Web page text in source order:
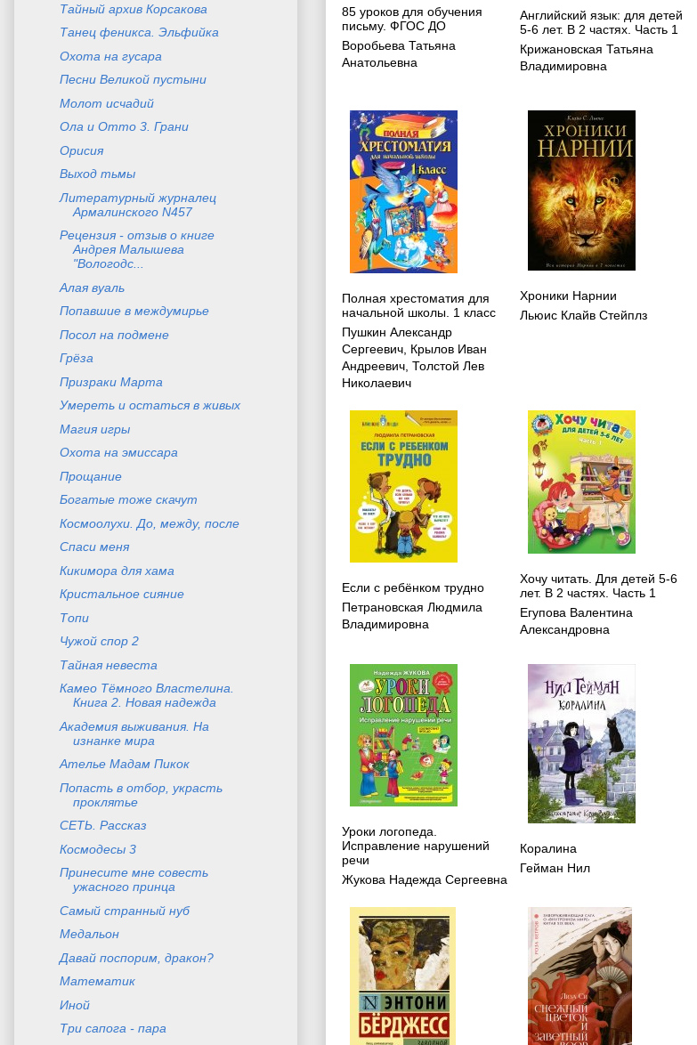
85 уроков для обучения
письму. ФГОС ДО
Воробьева Татьяна
Анатольевна
Английский язык: для детей
5-6 лет. В 2 частях. Часть 1
Крижановская Татьяна
Владимировна
Полная хрестоматия для
начальной школы. 1 класс
Пушкин Александр
Сергеевич Крылов Иван
Андреевич Толстой Лев
Николаевич
Хроники Нарнии
Льюис Клайв Стейплз
Если с ребёнком трудно
Петрановская Людмила
Владимировна
Хочу читать. Для детей 5-6
лет. В 2 частях. Часть 1
Егупова Валентина
Александровна
Уроки логопеда.
Исправление нарушений
речи
Жукова Надежда Сергеевна
Коралина
Гейман Нил
Тайный архив Корсакова
Танец феникса. Эльфийка
Охота на гусара
Песни Великой пустыни
Молот исчадий
Ола и Отто 3. Грани
Орисия
Выход тьмы
Литературный журналец
Армалинского N457
Рецензия - отзыв о книге
Андрея Малышева
"Вологодс...
Алая вуаль
Попавшие в междумирье
Посол на подмене
Грёза
Призраки Марта
Умереть и остаться в живых
Магия игры
Охота на эмиссара
Прощание
Богатые тоже скачут
Космоолухи. До, между, после
Спаси меня
Кикимора для хама
Кристальное сияние
Топи
Чужой спор 2
Тайная невеста
Камео Тёмного Властелина.
Книга 2. Новая надежда
Академия выживания. На
изнанке мира
Ателье Мадам Пикок
Попасть в отбор, украсть
проклятье
СЕТЬ. Рассказ
Космодесы 3
Принесите мне совесть
ужасного принца
Самый странный нуб
Медальон
Давай поспорим, дракон?
Математик
Иной
Три сапога - пара